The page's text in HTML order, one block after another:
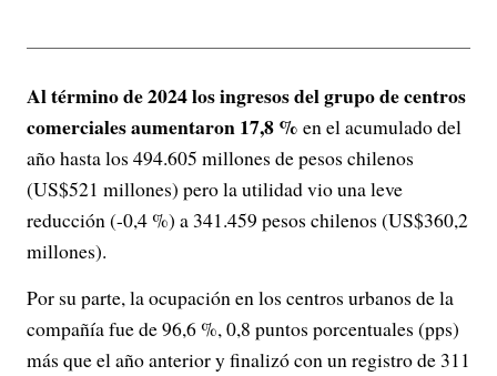
Al término de 2024 los ingresos del grupo de centros
comerciales aumentaron 17,8 % en el acumulado del
año hasta los 494.605 millones de pesos chilenos
(US$521 millones) pero la utilidad vio una leve
reducción (-0,4 %) a 341.459 pesos chilenos (US$360,2
millones).
Por su parte, la ocupación en los centros urbanos de la
compañía fue de 96,6 %, 0,8 puntos porcentuales (pps)
más que el año anterior y finalizó con un registro de 311